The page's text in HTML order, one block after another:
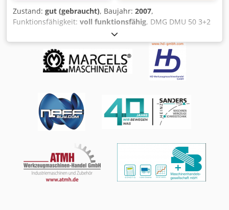
Zustand: gut (gebraucht), Baujahr: 2007,
Funktionsfähigkeit: voll funktionsfähig, DMG DMU 50 3+2
Achsen SPINDEL überholt 01/2026 Steuerung Heidenhain
iTNC 530 Stunden : 11275h Programm x-Weg 500 mm y-
Weg 450 mm z-Weg 400 mm Steuerung iTNC 530
Heidenhain Drehzahlbereich - Hauptspindel 20 - 10.000
min/-1 Werkzeugaufnahme SK 40 DIN 69871
500 kg T-Nuten 7x 14 x 63 mm Djdpfjza T A Dex Alaskr
Anzahl der Werkzeugplätze 30 pos. max. Werkzeuggewicht
6 kg Eilgang 24 m/min Vorschubkraft 4,5 kN
Vorschubgeschwindigkeit 1 - 24.000 mm/min
Raumbedarf ca. 4,5 x 3,5 x 2,3 m Späneförderer Handrad
Messtaster Kühlmittelpistole sofort verfügbar